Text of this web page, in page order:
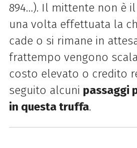
894…). Il mittente non è il
una volta effettuata la
cade o si rimane in
frattempo vengono
costo elevato o credito
seguito alcuni passaggi
in questa truffa.